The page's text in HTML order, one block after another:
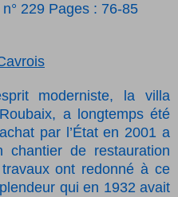
229 Pages : 76-85
moderniste, la villa
a longtemps été
par l’État en 2001 a
chantier de restauration
ont redonné à ce
qui en 1932 avait